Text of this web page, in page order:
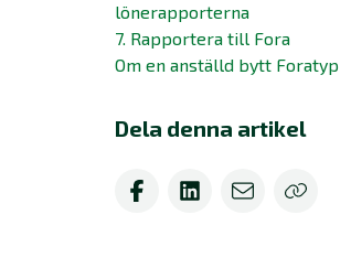
lönerapporterna
7. Rapportera till Fora
Om en anställd bytt Foratyp
Dela denna artikel